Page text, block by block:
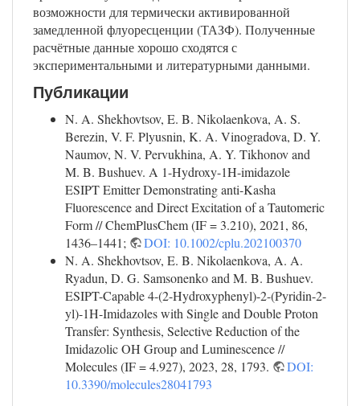
возможности для термически активированной
замедленной флуоресценции (ТАЗФ). Полученные
расчётные данные хорошо сходятся с
экспериментальными и литературными данными.
Публикации
N. A. Shekhovtsov, E. B. Nikolaenkova, A. S.
Berezin, V. F. Plyusnin, K. A. Vinogradova, D. Y.
Naumov, N. V. Pervukhina, A. Y. Tikhonov and
M. B. Bushuev. A 1-Hydroxy-1H-imidazole
ESIPT Emitter Demonstrating anti-Kasha
Fluorescence and Direct Excitation of a Tautomeric
Form // ChemPlusChem (IF = 3.210), 2021, 86,
1436–1441;
DOI: 10.1002/cplu.202100370
N. A. Shekhovtsov, E. B. Nikolaenkova, A. A.
Ryadun, D. G. Samsonenko and M. B. Bushuev.
ESIPT-Capable 4-(2-Hydroxyphenyl)-2-(Pyridin-2-
yl)-1H-Imidazoles with Single and Double Proton
Transfer: Synthesis, Selective Reduction of the
Imidazolic OH Group and Luminescence //
Molecules (IF = 4.927), 2023, 28, 1793.
DOI:
10.3390/molecules28041793